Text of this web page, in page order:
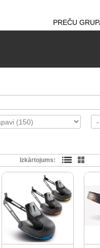
PREČU
Izkārtojums: